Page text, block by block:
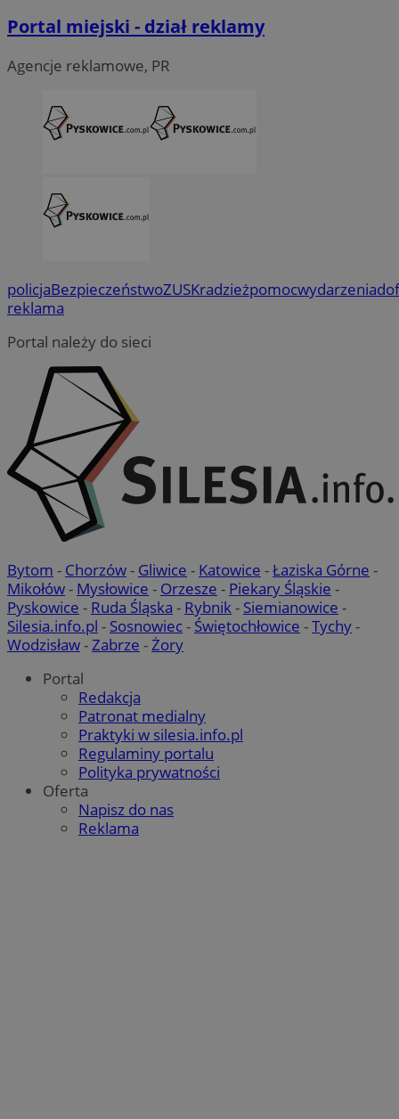
Portal miejski - dział reklamy
Agencje reklamowe, PR
policjaBezpieczeństwoZUSKradzieżpomocwydarzenia
reklama
Portal należy do sieci
Bytom - Chorzów- Gliwice - Katowice -Łaziska Górne -
Mikołów- Mysłowice - Orzesze - Piekary Śląskie -
Pyskowice - Ruda Śląska - Rybnik- Siemianowice -
Silesia.info.pl - Sosnowiec- Świętochłowice -Tychy-
Wodzisław-Zabrze -Żory
Portal
Redakcja
Patronat medialny
Praktyki w silesia.info.pl
Regulaminy portalu
Polityka prywatności
Oferta
Napisz do nas
Reklama